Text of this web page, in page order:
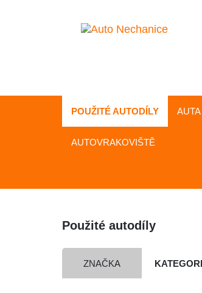
POUŽITÉ AUTODÍLY
AUTOVRAKOVIŠTĚ
Použité autodíly
ZNAČKA